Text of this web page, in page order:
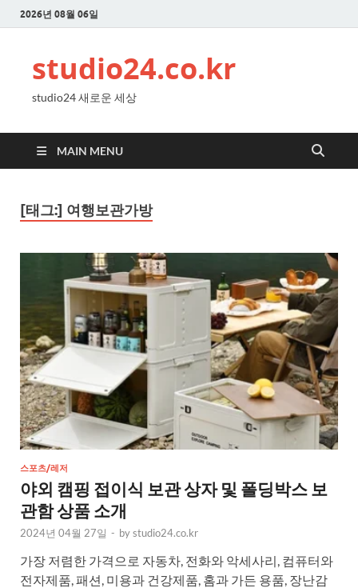
2026년 08월 06일
studio24.co.kr
studio24 새로운 세상
MAIN MENU
[태그:] 여행보관가방
스포츠/레저
야외 캠핑 접이식 보관 상자 및 폴딩박스 보
관함 상품 소개
2024년 04월 27일 - bystudio24.co.kr
가장 저렴한 가격으로 자동차, 전화와 악세사리, 컴퓨터와
전자제품, 패션, 미용과 건강제품, 홈과 가든 용품, 장난감